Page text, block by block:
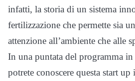
infatti, la storia di un sistema
fertilizzazione che permette sia
attenzione all’ambiente che alle
In una puntata del programma in
potrete conoscere questa start